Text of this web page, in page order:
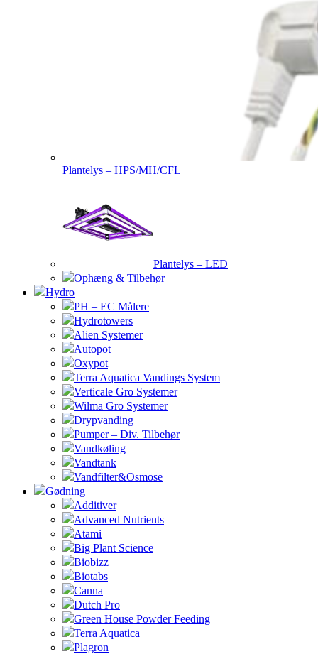
Plantelys – HPS/MH/CFL
Plantelys – LED
Ophæng & Tilbehør
Hydro
PH – EC Målere
Hydrotowers
Alien Systemer
Autopot
Oxypot
Terra Aquatica Vandings System
Verticale Gro Systemer
Wilma Gro Systemer
Drypvanding
Pumper – Div. Tilbehør
Vandkøling
Vandtank
Vandfilter&Osmose
Gødning
Additiver
Advanced Nutrients
Atami
Big Plant Science
Biobizz
Biotabs
Canna
Dutch Pro
Green House Powder Feeding
Terra Aquatica
Plagron